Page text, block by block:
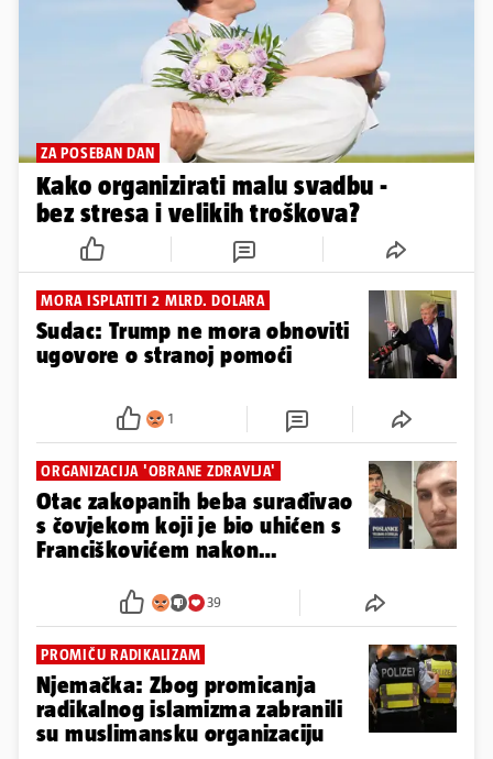
ZA POSEBAN DAN
Kako organizirati malu svadbu -
bez stresa i velikih troškova?
MORA ISPLATITI 2 MLRD. DOLARA
Sudac: Trump ne mora obnoviti
ugovore o stranoj pomoći
1
ORGANIZACIJA 'OBRANE ZDRAVLJA'
Otac zakopanih beba surađivao
s čovjekom koji je bio uhićen s
Franciškovićem nakon
39
PROMIČU RADIKALIZAM
Njemačka: Zbog promicanja
radikalnog islamizma zabranili
su muslimansku organizaciju